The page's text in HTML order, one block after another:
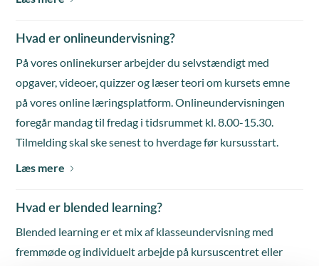
Hvad er onlineundervisning?
På vores onlinekurser arbejder du selvstændigt med
opgaver, videoer, quizzer og læser teori om kursets emne
på vores online læringsplatform. Onlineundervisningen
foregår mandag til fredag i tidsrummet kl. 8.00-15.30.
Tilmelding skal ske senest to hverdage før kursusstart.
Læs mere
Hvad er blended learning?
Blended learning er et mix af klasseundervisning med
fremmøde og individuelt arbejde på kursuscentret eller